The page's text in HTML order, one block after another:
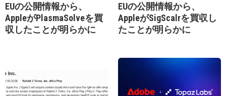
EUの公開情報から、
AppleがPlasmaSolveを買
収したことが明らかに
EUの公開情報から、
AppleがSigScalrを買収し
たことが明らかに